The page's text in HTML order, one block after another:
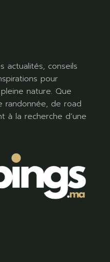
actualités, conseils
pour
nature. Que
randonnée, de road
à la recherche d’une